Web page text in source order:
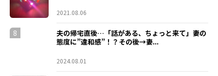
2021.08.06
8
夫の帰宅直後…「話がある、ちょっと来て」妻の
態度に”違和感”！？その後→妻...
2024.08.01